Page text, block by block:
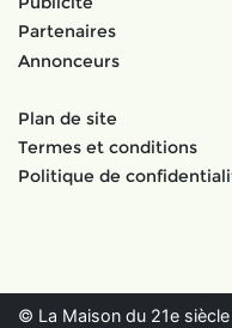
Partenaires
Annonceurs
Plan de site
Termes et conditions
Politique de
© La Maison du 21e